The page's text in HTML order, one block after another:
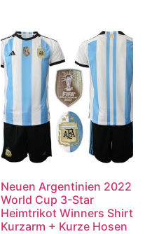
Neuen Argentinien 2022
World Cup 3-Star
Heimtrikot Winners Shirt
Kurzarm + Kurze Hosen